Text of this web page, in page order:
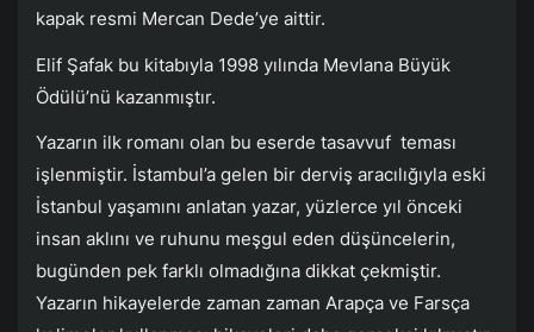
kapak resmi Mercan Dede’ye aittir.
Elif Şafak bu kitabıyla 1998 yılında Mevlana Büyük
Ödülü’nü kazanmıştır.
Yazarın ilk romanı olan bu eserde tasavvuf teması
işlenmiştir. İstambul’a gelen bir derviş aracılığıyla eski
İstanbul yaşamını anlatan yazar, yüzlerce yıl önceki
insan aklını ve ruhunu meşgul eden düşüncelerin,
bugünden pek farklı olmadığına dikkat çekmiştir.
Yazarın hikayelerde zaman zaman Arapça ve Farsça